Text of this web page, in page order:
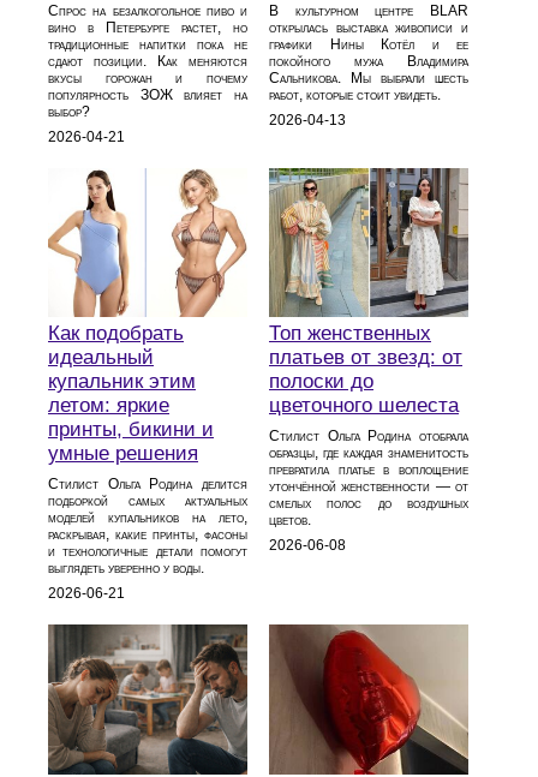
Спрос на безалкогольное пиво и
вино в Петербурге растет, но
традиционные напитки пока не
сдают позиции. Как меняются
вкусы горожан и почему
популярность ЗОЖ влияет на
выбор?
2026-04-21
В культурном центре BLAR
открылась выставка живописи и
графики Нины Котёл и ее
покойного мужа Владимира
Сальникова. Мы выбрали шесть
работ, которые стоит увидеть.
2026-04-13
Как подобрать
идеальный
купальник этим
летом: яркие
принты, бикини и
умные решения
Стилист Ольга Родина делится
подборкой самых актуальных
моделей купальников на лето,
раскрывая, какие принты, фасоны
и технологичные детали помогут
выглядеть уверенно у воды.
2026-06-21
Топ женственных
платьев от звезд: от
полоски до
цветочного шелеста
Стилист Ольга Родина отобрала
образцы, где каждая знаменитость
превратила платье в воплощение
утончённой женственности — от
смелых полос до воздушных
цветов.
2026-06-08